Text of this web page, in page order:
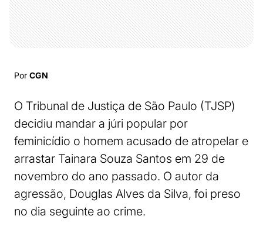
Por CGN
O Tribunal de Justiça de São Paulo (TJSP)
decidiu mandar a júri popular por
feminicídio o homem acusado de atropelar e
arrastar Tainara Souza Santos em 29 de
novembro do ano passado. O autor da
agressão, Douglas Alves da Silva, foi preso
no dia seguinte ao crime.